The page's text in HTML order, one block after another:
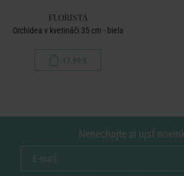
FLORISTA
Orchidea v kvetináči 35 cm - biela
17,99 €
Nenechajte si ujsť